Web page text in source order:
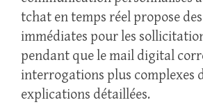
tchat en temps réel propose
immédiates pour les
pendant que le mail digital
interrogations plus complexes
explications détaillées.